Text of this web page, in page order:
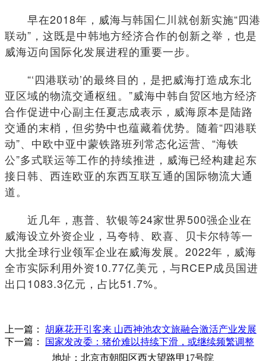
早在2018年，威海与韩国仁川就创新实施“四港
联动”，这既是中韩地方经济合作的创新之举，也是
威海迈向国际化发展进程的重要一步。
“‘四港联动’的最终目的，是把威海打造成东北
亚区域的物流交通枢纽。”威海中韩自贸区地方经济
合作促进中心副主任夏志成表示，威海原本是陆路
交通的末梢，但劣势中也蕴藏着优势。随着“四港联
动”、中欧中亚中蒙铁路班列常态化运营、“海铁
公”多式联运等工作的持续推进，威海已经构建起东
接日韩、西连欧亚的东西互联互通的国际物流大通
道。
近几年，惠普、软银等24家世界500强企业在
威海设立外资企业，马夸特、欧喜、贝卡尔特等一
大批全球行业领军企业在威海发展。2022年，威海
全市实际利用外资10.77亿美元，与RCEP成员国进
出口1083.3亿元，占比51.7%。
上一篇： 胡麻花开引客来 山西神池农文旅融合激活产业发展
下一篇：
国家发改委：猪价难以持续下滑，或继续频繁调整
地址：北京市朝阳区西大望路甲17号院